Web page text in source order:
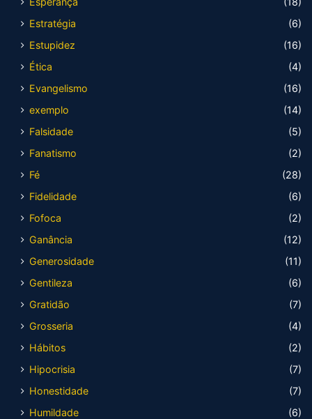
Estratégia
(6)
Estupidez
(16)
Ética
(4)
Evangelismo
(16)
exemplo
(14)
Falsidade
(5)
Fanatismo
(2)
Fé
(28)
Fidelidade
(6)
Fofoca
(2)
Ganância
(12)
Generosidade
(11)
Gentileza
(6)
Gratidão
(7)
Grosseria
(4)
Hábitos
(2)
Hipocrisia
(7)
Honestidade
(7)
Humildade
(6)